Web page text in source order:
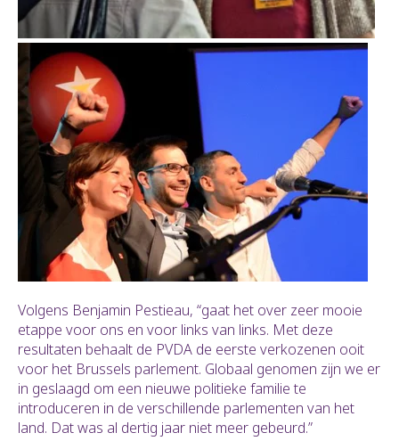
Volgens Benjamin Pestieau, “gaat het over zeer mooie
etappe voor ons en voor links van links. Met deze
resultaten behaalt de PVDA de eerste verkozenen ooit
voor het Brussels parlement. Globaal genomen zijn we er
in geslaagd om een nieuwe politieke familie te
introduceren in de verschillende parlementen van het
land. Dat was al dertig jaar niet meer gebeurd.”